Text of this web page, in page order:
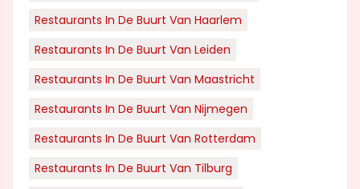
Restaurants In De Buurt Van Haarlem
Restaurants In De Buurt Van Leiden
Restaurants In De Buurt Van Maastricht
Restaurants In De Buurt Van Nijmegen
Restaurants In De Buurt Van Rotterdam
Restaurants In De Buurt Van Tilburg